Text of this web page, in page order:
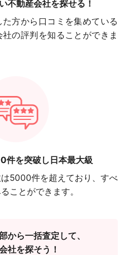
不動産会社を探せる！
方から口コミを集めている
の評判を知ることができま
件を突破し日本最大級
5000件を超えており、すべ
ことができます。
から一括査定して、
社を探そう！